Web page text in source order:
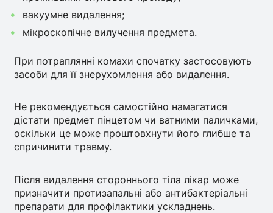
вакуумне видалення;
мікроскопічне вилучення предмета.
При потраплянні комахи спочатку застосовують
засоби для її знерухомлення або видалення.
Не рекомендується самостійно намагатися
дістати предмет пінцетом чи ватними паличками,
оскільки це може проштовхнути його глибше та
спричинити травму.
Після видалення стороннього тіла лікар може
призначити протизапальні або антибактеріальні
препарати для профілактики ускладнень.